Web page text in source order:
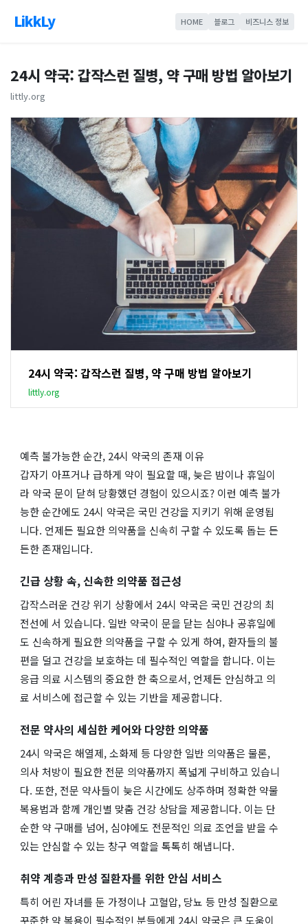
LikkLy HOME 블로그 비즈니스 정보
24시 약국: 갑작스런 질병, 약 구매 방법 알아보기
littly.org
24시 약국: 갑작스런 질병, 약 구매 방법 알아보기
littly.org
예측 불가능한 순간, 24시 약국의 존재 이유
갑자기 아프거나 급하게 약이 필요할 때, 늦은 밤이나 휴일이
라 약국 문이 닫혀 당황했던 경험이 있으시죠? 이런 예측 불가
능한 순간에도 24시 약국은 국민 건강을 지키기 위해 운영됩
니다. 언제든 필요한 의약품을 신속히 구할 수 있도록 돕는 든
든한 존재입니다.
긴급 상황 속, 신속한 의약품 접근성
갑작스러운 건강 위기 상황에서 24시 약국은 국민 건강의 최
전선에 서 있습니다. 일반 약국이 문을 닫는 심야나 공휴일에
도 신속하게 필요한 의약품을 구할 수 있게 하여, 환자들의 불
편을 덜고 건강을 보호하는 데 필수적인 역할을 합니다. 이는
응급 의료 시스템의 중요한 한 축으로서, 언제든 안심하고 의
료 서비스에 접근할 수 있는 기반을 제공합니다.
전문 약사의 세심한 케어와 다양한 의약품
24시 약국은 해열제, 소화제 등 다양한 일반 의약품은 물론,
의사 처방이 필요한 전문 의약품까지 폭넓게 구비하고 있습니
다. 또한, 전문 약사들이 늦은 시간에도 상주하며 정확한 약물
복용법과 함께 개인별 맞춤 건강 상담을 제공합니다. 이는 단
순한 약 구매를 넘어, 심야에도 전문적인 의료 조언을 받을 수
있는 안심할 수 있는 창구 역할을 톡톡히 해냅니다.
취약 계층과 만성 질환자를 위한 안심 서비스
특히 어린 자녀를 둔 가정이나 고혈압, 당뇨 등 만성 질환으로
꾸준한 약 복용이 필수적인 분들에게 24시 약국은 큰 도움이